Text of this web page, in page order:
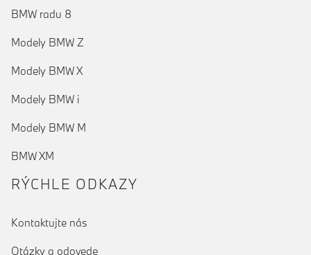
BMW radu 8
Modely BMW Z
Modely BMW X
Modely BMW i
Modely BMW M
BMW XM
RÝCHLE ODKAZY
Kontaktujte nás
Otázky a odovede